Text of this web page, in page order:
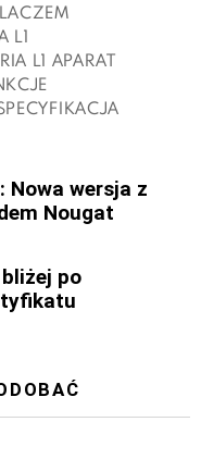
L1
L1 APARAT
Nowa wersja z
Nougat
po